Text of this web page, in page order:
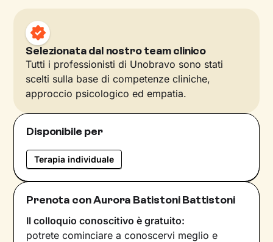
Selezionata dal nostro team clinico
Tutti i professionisti di Unobravo sono stati
scelti sulla base di competenze cliniche,
approccio psicologico ed empatia.
Disponibile per
Terapia individuale
Prenota con Aurora Batistoni Battistoni
Il colloquio conoscitivo è gratuito:
potrete cominciare a conoscervi meglio e